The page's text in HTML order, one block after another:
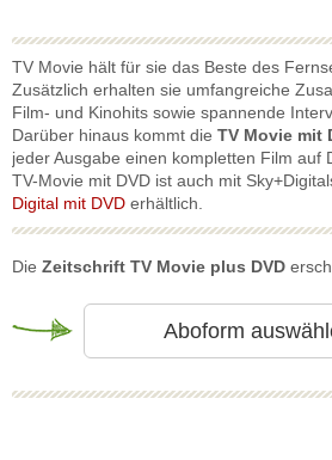
TV Movie hält für sie das Beste des
Zusätzlich erhalten sie umfangreiche
Film- und Kinohits sowie spannende
Darüber hinaus kommt die TV Movie mit
jeder Ausgabe einen kompletten Film auf
TV-Movie mit DVD ist auch mit
Digital mit DVD erhältlich.
Die Zeitschrift TV Movie plus DVD
Aboform